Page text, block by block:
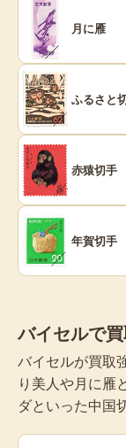
月に雁
ふるさと
赤猿切手
年賀切手
バイセルで
バイセルが買取
り美人や月に雁
ダといった中国